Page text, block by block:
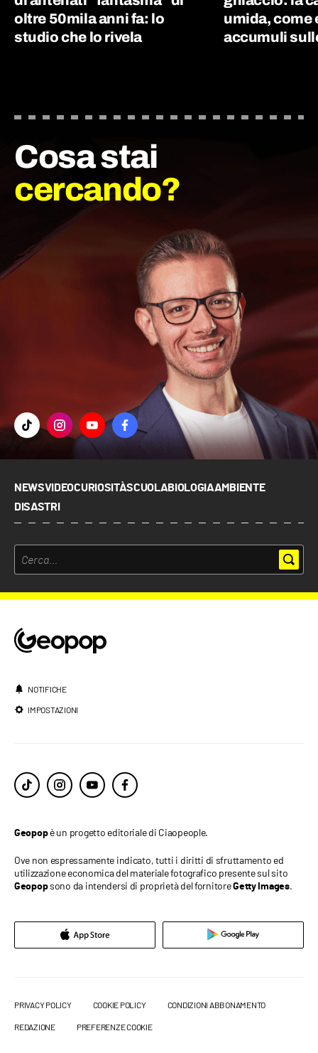
oltre 50mila anni fa: lo
studio che lo rivela
umida, come
accumuli
Cosa stai
cercando?
NEWSVIDEOCURIOSITÀSCUOLABIOLOGIAAMBIENTE
DISASTRI
NOTIFICHE
IMPOSTAZIONI
Geopopè un progetto editoriale di Ciaopeople.
Ove non espressamente indicato, tutti i diritti di sfruttamento ed
utilizzazione economica del materiale fotografico presente sul sito
Geopopsono da intendersi di proprietà del fornitoreGetty Images.
PRIVACY POLICY COOKIE POLICY CONDIZIONI ABBONAMENTO
REDAZIONE PREFERENZE COOKIE